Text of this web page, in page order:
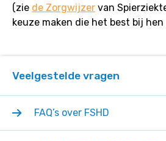
(zie de Zorgwijzer van
keuze maken die het best bij hen
Veelgestelde vragen
FAQ’s over FSHD